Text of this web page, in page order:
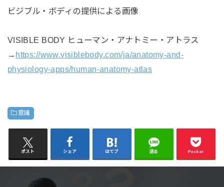
ビジブル・ボディの提供による画像
VISIBLE BODY ヒューマン・アナトミー・アトラス
→ https://www.visiblebody.com/ja/anatomy-and-
physiology-apps/human-anatomy-atlas
意識
ポスト シェア はてブ 送る Pocket